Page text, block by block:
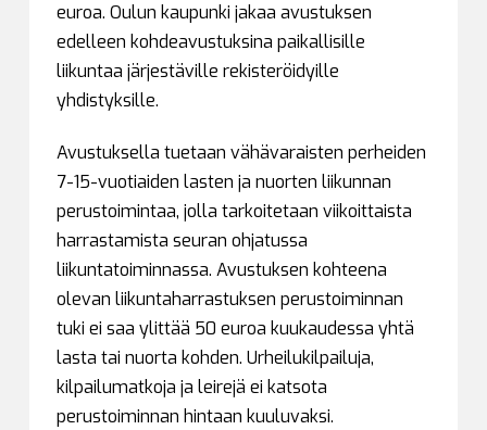
euroa. Oulun kaupunki jakaa avustuksen
edelleen kohdeavustuksina paikallisille
liikuntaa järjestäville rekisteröidyille
yhdistyksille.
Avustuksella tuetaan vähävaraisten perheiden
7-15-vuotiaiden lasten ja nuorten liikunnan
perustoimintaa, jolla tarkoitetaan viikoittaista
harrastamista seuran ohjatussa
liikuntatoiminnassa. Avustuksen kohteena
olevan liikuntaharrastuksen perustoiminnan
tuki ei saa ylittää 50 euroa kuukaudessa yhtä
lasta tai nuorta kohden. Urheilukilpailuja,
kilpailumatkoja ja leirejä ei katsota
perustoiminnan hintaan kuuluvaksi.